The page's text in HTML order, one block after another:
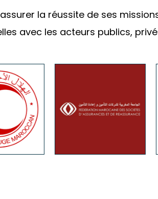
la réussite de ses
avec les acteurs publics,